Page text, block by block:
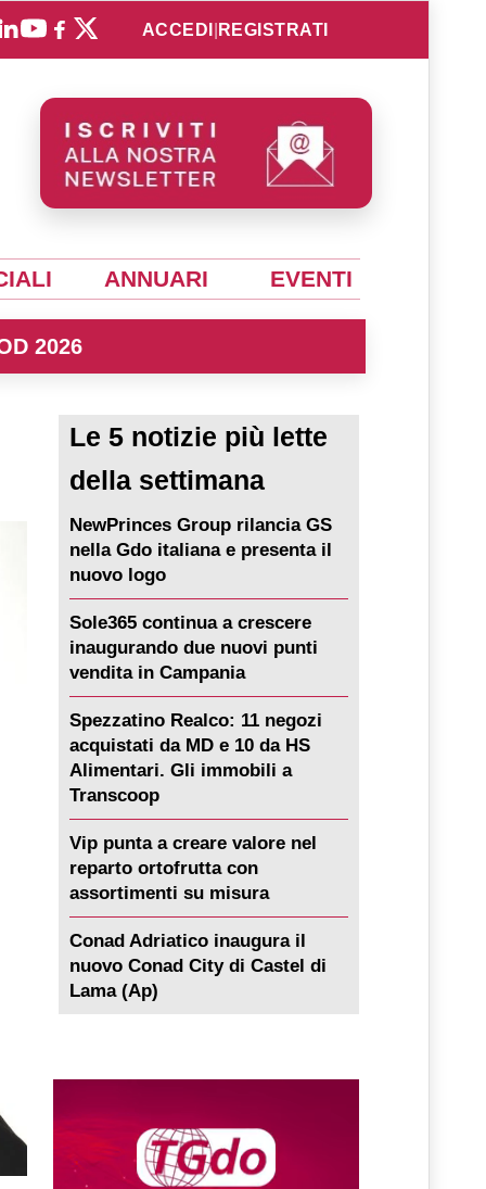
ACCEDI REGISTRATI
ANNUARI EVENTI
2026
Le 5 notizie più lette
della settimana
NewPrinces Group rilancia GS
nella Gdo italiana e presenta il
nuovo logo
Sole365 continua a crescere
inaugurando due nuovi punti
vendita in Campania
Spezzatino Realco: 11 negozi
acquistati da MD e 10 da HS
Alimentari. Gli immobili a
Transcoop
Vip punta a creare valore nel
reparto ortofrutta con
assortimenti su misura
Conad Adriatico inaugura il
nuovo Conad City di Castel di
Lama (Ap)